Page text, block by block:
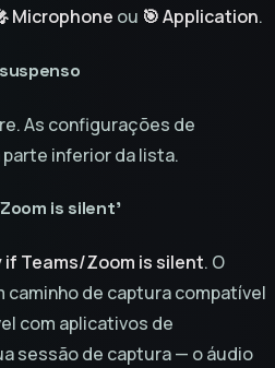
Microphone ou 🎯 Application.
As configurações de
inferior da lista.
is silent'
Teams/Zoom is silent. O
caminho de captura compatível
com aplicativos de
sessão de captura — o áudio